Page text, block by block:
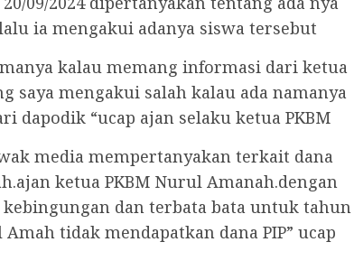
ia mengakui adanya siswa tersebut
kalau memang informasi dari ketua
saya mengakui salah kalau ada namanya
dapodik “ucap ajan selaku ketua PKBM
media mempertanyakan terkait dana
ketua PKBM Nurul Amanah.dengan
dan terbata bata untuk tahun
Amah tidak mendapatkan dana PIP” ucap